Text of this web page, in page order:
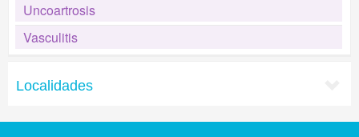
Uncoartrosis
Vasculitis
Localidades